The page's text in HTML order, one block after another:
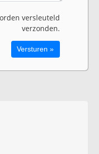
versleuteld
verzonden.